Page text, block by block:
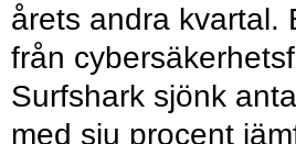
årets andra kvartal.
från
Surfshark sjönk
med sju procent